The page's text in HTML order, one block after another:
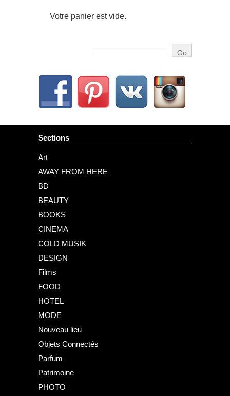
Votre panier est vide.
Sections
Art
AWAY FROM HERE
BD
BEAUTY
BOOKS
CINEMA
COLD MUSIK
DESIGN
Films
FOOD
HOTEL
MODE
Nouveau lieu
Objets Connectés
Parfum
Patrimoine
PHOTO